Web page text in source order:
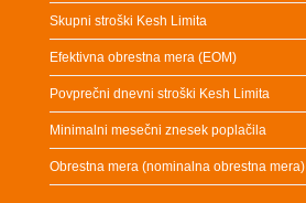
Skupni stroški Kesh Limita
Efektivna obrestna mera (EOM)
Povprečni dnevni stroški Kesh Limita
Minimalni mesečni znesek poplačila
Obrestna mera (nominalna obrestna mera)